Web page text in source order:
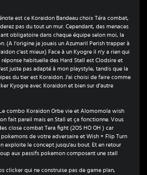
est ce Koraidon Bandeau choix Téra combat,
pas du tout un mur. Cependant, des menaces
obligatoire dans chaque équipe selon moi, la
(A l'origine je jouais un Azumaril Perish trapper à
c'est mieux) Face à un Kyogre il n'y a rien qui
habituelle des Hard Stall est Clodsire et
juste pas adapté à mon playstyle, tandis que la
du tier est Koraidon. J'ai choisi de faire comme
Kyogre avec Koraidon et bien sur d'autre
combo Koraidon Orbe vie et Alomomola wish
fait pareil mais en Stall et ça fonctionne. Vous
close combat Tera fight (2OS HO OH ) car
de votre adversaire et Wish + Flip Turn
exploite le concept jusqu'au bout. Et en retour
aux passifs pokemon composant une stall
clicker qui ne construise pas de game plan,